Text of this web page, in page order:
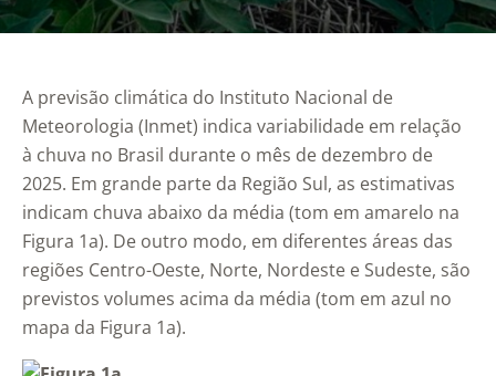
A previsão climática do Instituto Nacional de
Meteorologia (Inmet) indica variabilidade em relação
à chuva no Brasil durante o mês de dezembro de
2025. Em grande parte da Região Sul, as estimativas
indicam chuva abaixo da média (tom em amarelo na
Figura 1a). De outro modo, em diferentes áreas das
regiões Centro-Oeste, Norte, Nordeste e Sudeste, são
previstos volumes acima da média (tom em azul no
mapa da Figura 1a).